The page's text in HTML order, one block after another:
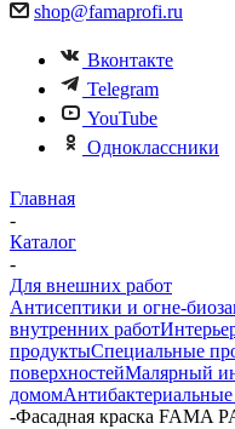
shop@famaprofi.ru
Вконтакте
Telegram
YouTube
Одноклассники
Главная
-
Каталог
-
Для внешних работ
Антисептики и огне-
внутренних работ
продуктыСпециальные
поверхностейМалярный
домомАнтибактериальные
-Фасадная краска FAMA